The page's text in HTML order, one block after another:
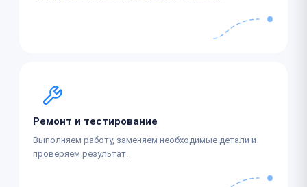
Ремонт и тестирование
Выполняем работу, заменяем необходимые детали и
проверяем результат.